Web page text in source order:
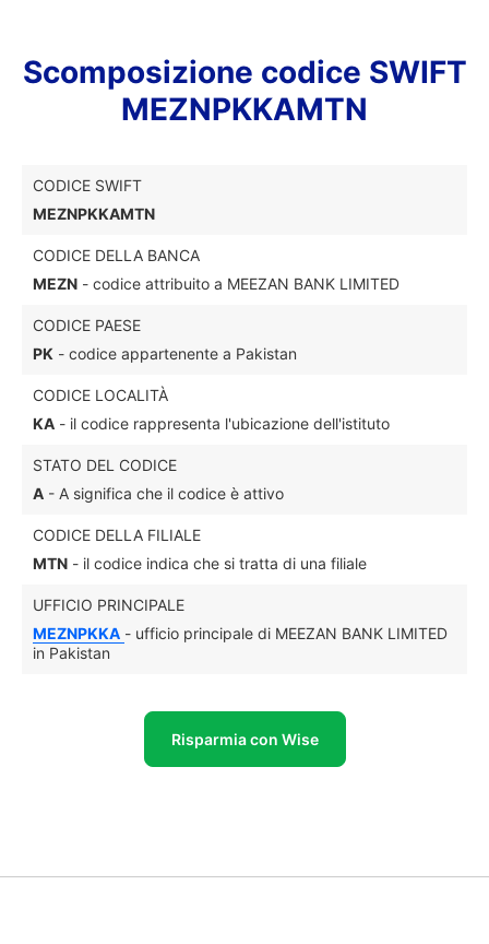
Scomposizione codice SWIFT
MEZNPKKAMTN
CODICE SWIFT
MEZNPKKAMTN
CODICE DELLA BANCA
MEZN - codice attribuito a MEEZAN BANK LIMITED
CODICE PAESE
PK - codice appartenente a Pakistan
CODICE LOCALITÀ
KA - il codice rappresenta l'ubicazione dell'istituto
STATO DEL CODICE
A - A significa che il codice è attivo
CODICE DELLA FILIALE
MTN - il codice indica che si tratta di una filiale
UFFICIO PRINCIPALE
MEZNPKKA - ufficio principale di MEEZAN BANK LIMITED
in Pakistan
Risparmia con Wise